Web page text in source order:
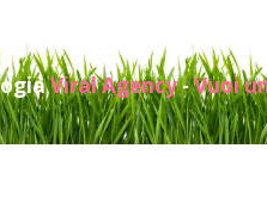
Viral Agency-Vuoi